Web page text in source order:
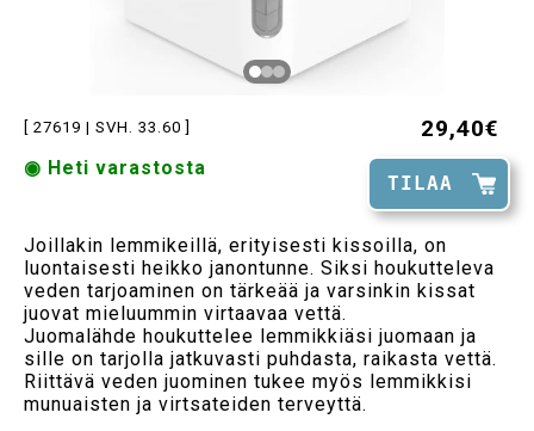
[ 27619 | SVH. 33.60 ] 29,40€
TILAA
◉ Heti varastosta
Joillakin lemmikeillä, erityisesti kissoilla, on
luontaisesti heikko janontunne. Siksi houkutteleva
veden tarjoaminen on tärkeää ja varsinkin kissat
juovat mieluummin virtaavaa vettä.
Juomalähde houkuttelee lemmikkiäsi juomaan ja
sille on tarjolla jatkuvasti puhdasta, raikasta vettä.
Riittävä veden juominen tukee myös lemmikkisi
munuaisten ja virtsateiden terveyttä.